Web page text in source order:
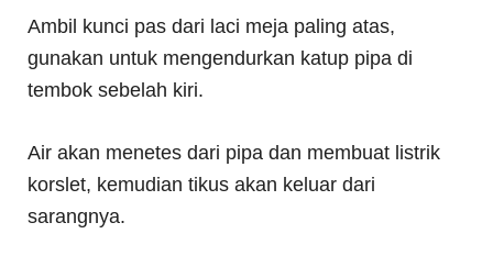
Ambil kunci pas dari laci meja paling atas,
gunakan untuk mengendurkan katup pipa di
tembok sebelah kiri.
Air akan menetes dari pipa dan membuat listrik
korslet, kemudian tikus akan keluar dari
sarangnya.